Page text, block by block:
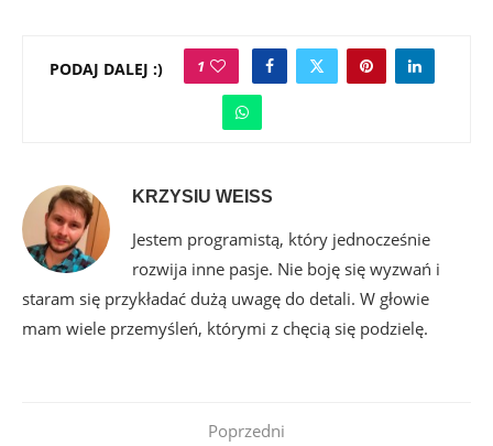
PODAJ DALEJ :) 1
KRZYSIU WEISS
Jestem programistą, który jednocześnie
rozwija inne pasje. Nie boję się wyzwań i
staram się przykładać dużą uwagę do detali. W głowie
mam wiele przemyśleń, którymi z chęcią się podzielę.
Poprzedni